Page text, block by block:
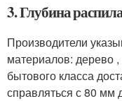
3. Глубина
Производители
материалов: дерево
бытового класса
справляться с 80 мм